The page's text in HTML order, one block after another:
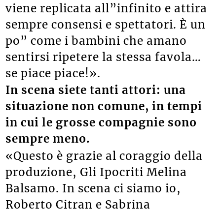
viene replicata all”infinito e attira
sempre consensi e spettatori. È un
po” come i bambini che amano
sentirsi ripetere la stessa favola…
se piace piace!».
In scena siete tanti attori: una
situazione non comune, in tempi
in cui le grosse compagnie sono
sempre meno.
«Questo è grazie al coraggio della
produzione, Gli Ipocriti Melina
Balsamo. In scena ci siamo io,
Roberto Citran e Sabrina